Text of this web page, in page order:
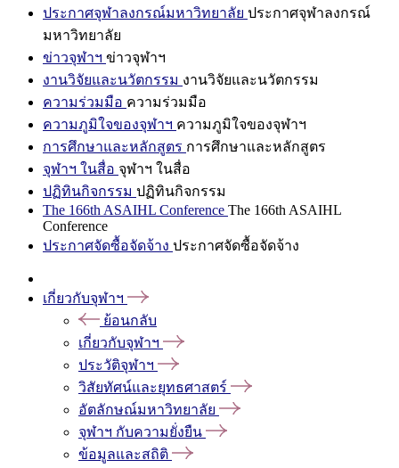
ประกาศจุฬาลงกรณ์มหาวิทยาลัย ประกาศจุฬาลงกรณ์
มหาวิทยาลัย
ข่าวจุฬาฯ ข่าวจุฬาฯ
งานวิจัยและนวัตกรรม งานวิจัยและนวัตกรรม
ความร่วมมือ ความร่วมมือ
ความภูมิใจของจุฬาฯ ความภูมิใจของจุฬาฯ
การศึกษาและหลักสูตร การศึกษาและหลักสูตร
จุฬาฯ ในสื่อ จุฬาฯ ในสื่อ
ปฏิทินกิจกรรม ปฏิทินกิจกรรม
The 166th ASAIHL Conference The 166th ASAIHL
Conference
ประกาศจัดซื้อจัดจ้าง ประกาศจัดซื้อจัดจ้าง
เกี่ยวกับจุฬาฯ
ย้อนกลับ
เกี่ยวกับจุฬาฯ
ประวัติจุฬาฯ
วิสัยทัศน์และยุทธศาสตร์
อัตลักษณ์มหาวิทยาลัย
จุฬาฯ กับความยั่งยืน
ข้อมูลและสถิติ